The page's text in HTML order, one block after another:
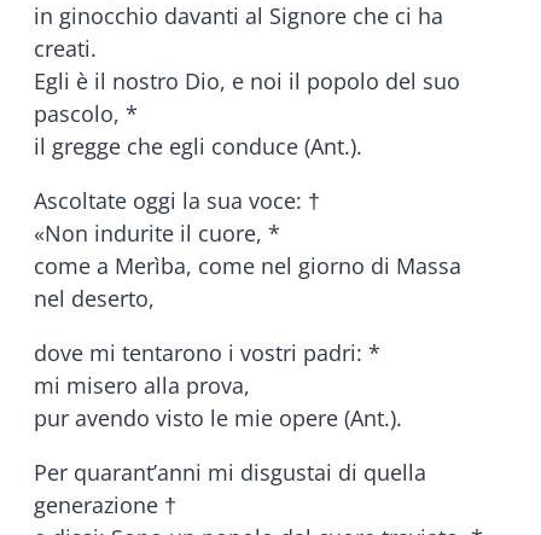
in ginocchio davanti al Signore che ci ha
creati.
Egli è il nostro Dio, e noi il popolo del suo
pascolo, *
il gregge che egli conduce (Ant.).
Ascoltate oggi la sua voce: †
«Non indurite il cuore, *
come a Merìba, come nel giorno di Massa
nel deserto,
dove mi tentarono i vostri padri: *
mi misero alla prova,
pur avendo visto le mie opere (Ant.).
Per quarant’anni mi disgustai di quella
generazione †